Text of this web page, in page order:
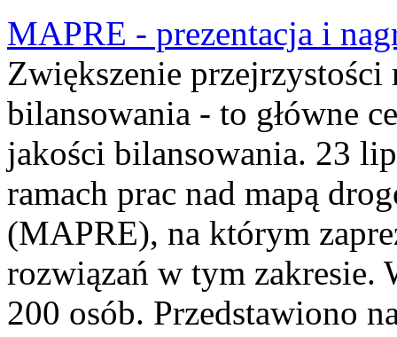
MAPRE - prezentacja i
Zwiększenie
bilansowania - to główne
jakości bilansowania. 23
ramach prac nad mapą
(MAPRE), na którym
rozwiązań w tym zakresie.
200 osób. Przedstawiono